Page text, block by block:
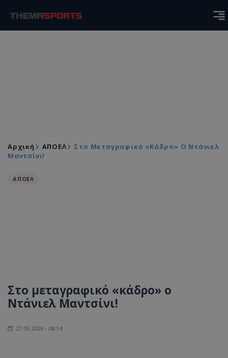
Αρχική ΑΠΟΕΛ
Στο Μεταγραφικό «κάδρο» Ο Ντάνιελ
Μαντσίνι!
ΑΠΟΕΛ
Στο μεταγραφικό «κάδρο» ο
Ντάνιελ Μαντσίνι!
27.05.2026 - 08:14